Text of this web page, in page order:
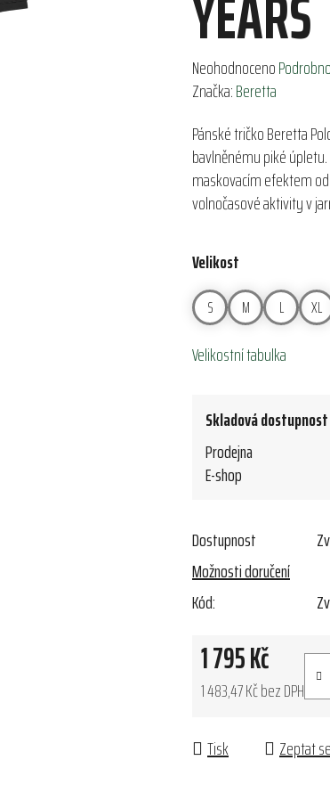
Průměrné
hodnocení
je
0,0
z
5
Neohodnoceno
Značka:Beretta
Pánské tričko Beretta
bavlněnému piké
maskovacím efektem
volnočasové aktivity v
Velikost
S M L XL
Velikostní tabulka
Skladová dostupnost
Prodejna
E-shop
Dostupnost
Možnosti doručení
Kód:
1 795 Kč
1 483,47 Kč bez DPH
Tisk Zeptat